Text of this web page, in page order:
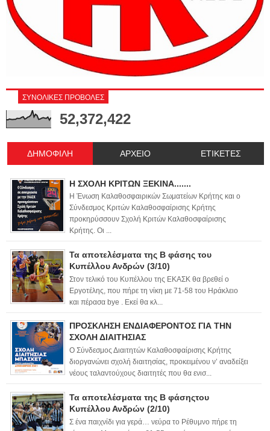
ΣΥΝΟΛΙΚΕΣ ΠΡΟΒΟΛΕΣ
52,372,422
ΔΗΜΟΦΙΛΗ ΑΡΧΕΙΟ ΕΤΙΚΕΤΕΣ
Η ΣΧΟΛΗ ΚΡΙΤΩΝ ΞΕΚΙΝΑ.......
Η Ένωση Καλαθοσφαιρικών Σωματείων Κρήτης και ο
Σύνδεσμος Κριτών Καλαθοσφαίρισης Κρήτης
προκηρύσσουν Σχολή Κριτών Καλαθοσφαίρισης
Κρήτης. Οι ...
Τα αποτελέσματα της Β φάσης του
Κυπέλλου Ανδρών (3/10)
Στον τελικό του Κυπέλλου της ΕΚΑΣΚ θα βρεθεί ο
Εργοτέλης, που πήρε τη νίκη με 71-58 του Ηράκλειο
και πέρασα bye . Εκεί θα κλ...
ΠΡΟΣΚΛΗΣΗ ΕΝΔΙΑΦΕΡΟΝΤΟΣ ΓΙΑ ΤΗΝ
ΣΧΟΛΗ ΔΙΑΙΤΗΣΙΑΣ
Ο Σύνδεσμος Διαιτητών Καλαθοσφαίρισης Κρήτης
διοργανώνει σχολή διαιτησίας, προκειμένου ν’ αναδείξει
νέους ταλαντούχους διαιτητές που θα ενισ...
Τα αποτελέσματα της Β φάσηςτου
Κυπέλλου Ανδρών (2/10)
Σ ένα παιχνίδι για γερά… νεύρα το Ρέθυμνο πήρε τη